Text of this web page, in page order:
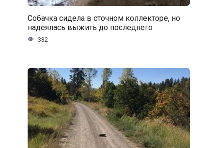
Собачка сидела в сточном коллекторе, но
надеялась выжить до последнего
332